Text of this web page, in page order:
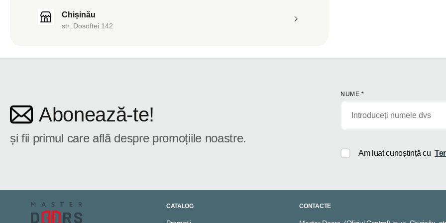
Chișinău
str. Dosoftei 142
Abonează-te!
și fii primul care află despre promoțiile noastre.
NUME *
Am luat cunoștință cu
CATALOG CONTACTE